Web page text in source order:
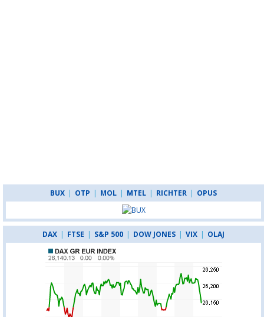
BUX | OTP | MOL | MTEL | RICHTER | OPUS
DAX | FTSE | S&P 500 | DOW JONES | VIX | OLAJ